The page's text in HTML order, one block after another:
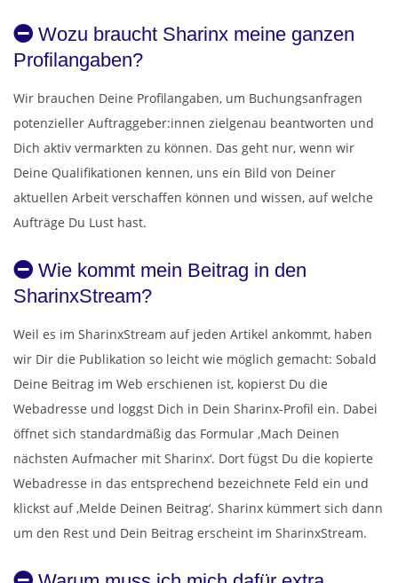
Wozu braucht Sharinx meine ganzen
Profilangaben?
Wir brauchen Deine Profilangaben, um Buchungsanfragen
potenzieller Auftraggeber:innen zielgenau beantworten und
Dich aktiv vermarkten zu können. Das geht nur, wenn wir
Deine Qualifikationen kennen, uns ein Bild von Deiner
aktuellen Arbeit verschaffen können und wissen, auf welche
Aufträge Du Lust hast.
Wie kommt mein Beitrag in den
SharinxStream?
Weil es im SharinxStream auf jeden Artikel ankommt, haben
wir Dir die Publikation so leicht wie möglich gemacht: Sobald
Deine Beitrag im Web erschienen ist, kopierst Du die
Webadresse und loggst Dich in Dein Sharinx-Profil ein. Dabei
öffnet sich standardmäßig das Formular ‚Mach Deinen
nächsten Aufmacher mit Sharinx‘. Dort fügst Du die kopierte
Webadresse in das entsprechend bezeichnete Feld ein und
klickst auf ‚Melde Deinen Beitrag‘. Sharinx kümmert sich dann
um den Rest und Dein Beitrag erscheint im SharinxStream.